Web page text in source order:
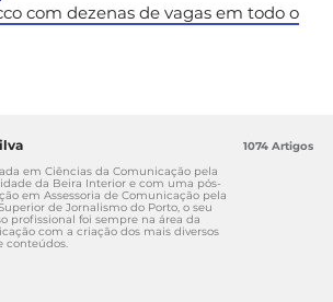
com dezenas de vagas em todo o
em Ciências da Comunicação pela
da Beira Interior e com uma pós-
em Assessoria de Comunicação pela
de Jornalismo do Porto, o seu
profissional foi sempre na área da
com a criação dos mais diversos
conteúdos.
1074 Artigos